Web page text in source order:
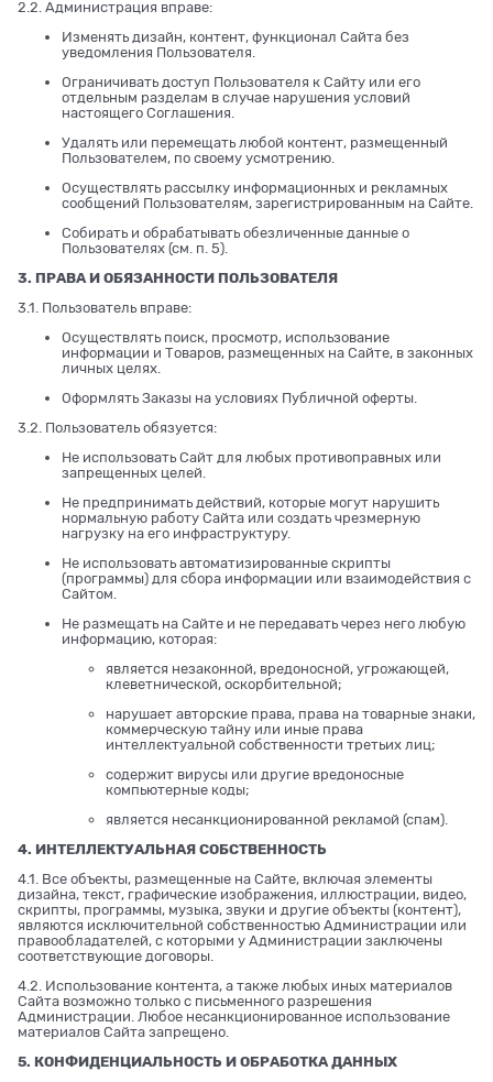
2.2. Администрация вправе:
Изменять дизайн, контент, функционал Сайта без
уведомления Пользователя.
Ограничивать доступ Пользователя к Сайту или его
отдельным разделам в случае нарушения условий
настоящего Соглашения.
Удалять или перемещать любой контент, размещенный
Пользователем, по своему усмотрению.
Осуществлять рассылку информационных и рекламных
сообщений Пользователям, зарегистрированным на Сайте.
Собирать и обрабатывать обезличенные данные о
Пользователях (см. п. 5).
3. ПРАВА И ОБЯЗАННОСТИ ПОЛЬЗОВАТЕЛЯ
3.1. Пользователь вправе:
Осуществлять поиск, просмотр, использование
информации и Товаров, размещенных на Сайте, в законных
личных целях.
Оформлять Заказы на условиях Публичной оферты.
3.2. Пользователь обязуется:
Не использовать Сайт для любых противоправных или
запрещенных целей.
Не предпринимать действий, которые могут нарушить
нормальную работу Сайта или создать чрезмерную
нагрузку на его инфраструктуру.
Не использовать автоматизированные скрипты
(программы) для сбора информации или взаимодействия с
Сайтом.
Не размещать на Сайте и не передавать через него любую
информацию, которая:
является незаконной, вредоносной, угрожающей,
клеветнической, оскорбительной;
нарушает авторские права, права на товарные знаки,
коммерческую тайну или иные права
интеллектуальной собственности третьих лиц;
содержит вирусы или другие вредоносные
компьютерные коды;
является несанкционированной рекламой (спам).
4. ИНТЕЛЛЕКТУАЛЬНАЯ СОБСТВЕННОСТЬ
4.1. Все объекты, размещенные на Сайте, включая элементы
дизайна, текст, графические изображения, иллюстрации, видео,
скрипты, программы, музыка, звуки и другие объекты (контент),
являются исключительной собственностью Администрации или
правообладателей, с которыми у Администрации заключены
соответствующие договоры.
4.2. Использование контента, а также любых иных материалов
Сайта возможно только с письменного разрешения
Администрации. Любое несанкционированное использование
материалов Сайта запрещено.
5. КОНФИДЕНЦИАЛЬНОСТЬ И ОБРАБОТКА ДАННЫХ